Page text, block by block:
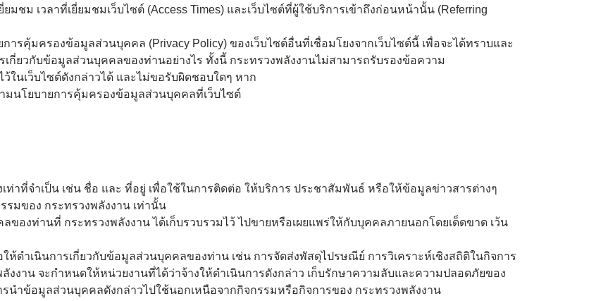
รตามนโยบายสำคัญ
าณ)
รอบ 6 เดือน
ข่าวสารพลังงาน
ข่าวกิจกรรมและประชาสัมพันธ์
ข่าวประชาสัมพันธ์
ข่าวสารผู้บริหาร
มชม เวลาที่เยี่ยมชมเว็บไซต์ (Access Times) และเว็บไซต์ที่ผู้ใช้บริการเข้าถึงก่อนหน้านั้น (Referring
รคุ้มครองข้อมูลส่วนบุคคล (Privacy Policy) ของเว็บไซต์อื่นที่เชื่อมโยงจากเว็บไซต์นี้ เพื่อจะได้ทราบและ
เกี่ยวกับข้อมูลส่วนบุคคลของท่านอย่างไร ทั้งนี้ กระทรวงพลังงานไม่สามารถรับรองข้อความ
ในเว็บไซต์ดังกล่าวได้ และไม่ขอรับผิดชอบใดๆ หาก
มนโยบายการคุ้มครองข้อมูลส่วนบุคคลที่เว็บไซต์
าที่จำเป็น เช่น ชื่อ และ ที่อยู่ เพื่อใช้ในการติดต่อ ให้บริการ ประชาสัมพันธ์ หรือให้ข้อมูลข่าวสารต่างๆ
มของ กระทรวงพลังงาน เท่านั้น
องท่านที่ กระทรวงพลังงาน ได้เก็บรวบรวมไว้ ไปขายหรือเผยแพร่ให้กับบุคคลภายนอกโดยเด็ดขาด เว้น
ห้ดำเนินการเกี่ยวกับข้อมูลส่วนบุคคลของท่าน เช่น การจัดส่งพัสดุไปรษณีย์ การวิเคราะห์เชิงสถิติในกิจการ
งงาน จะกำหนดให้หน่วยงานที่ได้ว่าจ้างให้ดำเนินการดังกล่าว เก็บรักษาความลับและความปลอดภัยของ
ำข้อมูลส่วนบุคคลดังกล่าวไปใช้นอกเหนือจากกิจกรรมหรือกิจการของ กระทรวงพลังงาน
ล้างข้อมูล